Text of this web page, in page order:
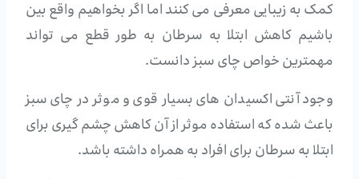
کمک به زیبایی معرفی می کنند اما اگر بخواهیم واقع بین
باشیم کاهش ابتلا به سرطان به طور قطع می تواند
مهمترین خواص چای سبز دانست.
وجود آنتی اکسیدان های بسیار قوی و موثر در چای سبز
باعث شده که استفاده موثر از آن کاهش چشم گیری برای
ابتلا به سرطان برای افراد به همراه داشته باشد.